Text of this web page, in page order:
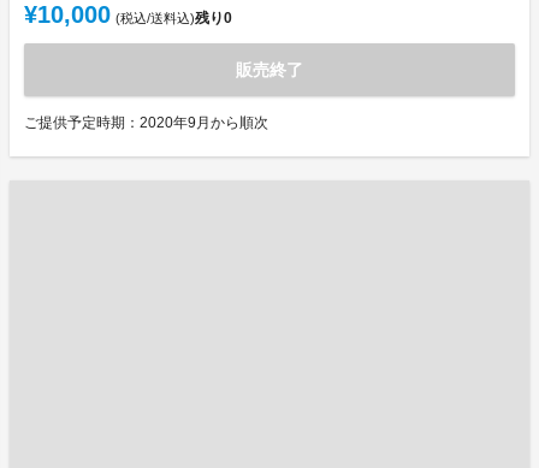
¥10,000 (税込/送料込)残り0
販売終了
ご提供予定時期：2020年9月から順次